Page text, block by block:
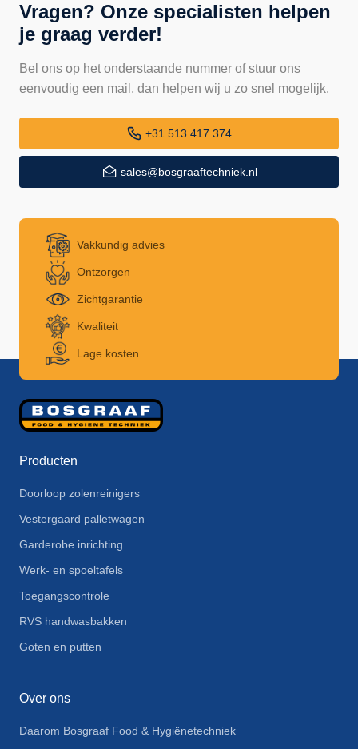
Vragen? Onze specialisten helpen
je graag verder!
Bel ons op het onderstaande nummer of stuur ons
eenvoudig een mail, dan helpen wij u zo snel mogelijk.
+31 513 417 374
sales@bosgraaftechniek.nl
Vakkundig advies
Ontzorgen
Zichtgarantie
Kwaliteit
Lage kosten
Producten
Doorloop zolenreinigers
Vestergaard palletwagen
Garderobe inrichting
Werk- en spoeltafels
Toegangscontrole
RVS handwasbakken
Goten en putten
Over ons
Daarom Bosgraaf Food & Hygiënetechniek